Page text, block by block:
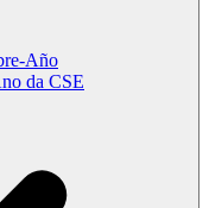
Año
da CSE